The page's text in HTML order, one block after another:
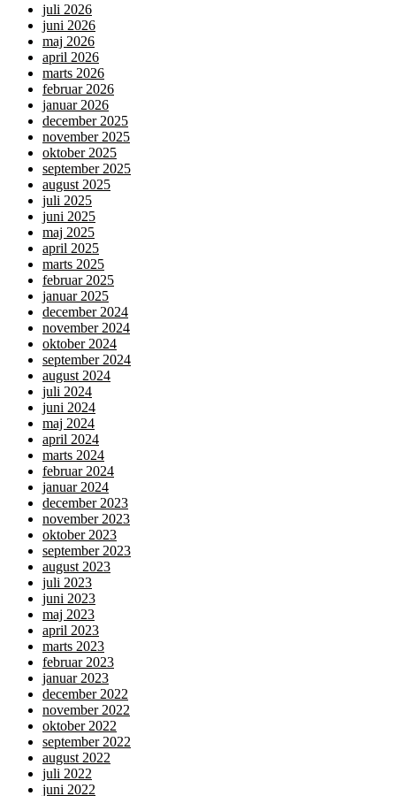
juli 2026
juni 2026
maj 2026
april 2026
marts 2026
februar 2026
januar 2026
december 2025
november 2025
oktober 2025
september 2025
august 2025
juli 2025
juni 2025
maj 2025
april 2025
marts 2025
februar 2025
januar 2025
december 2024
november 2024
oktober 2024
september 2024
august 2024
juli 2024
juni 2024
maj 2024
april 2024
marts 2024
februar 2024
januar 2024
december 2023
november 2023
oktober 2023
september 2023
august 2023
juli 2023
juni 2023
maj 2023
april 2023
marts 2023
februar 2023
januar 2023
december 2022
november 2022
oktober 2022
september 2022
august 2022
juli 2022
juni 2022